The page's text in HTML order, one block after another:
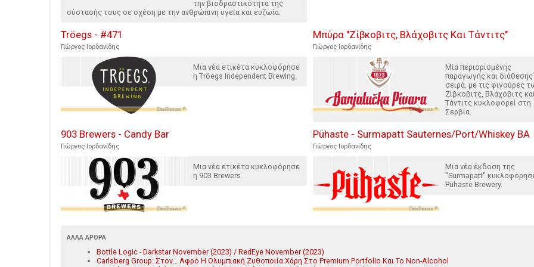
την βιοδραστικότητα της
σύστασής τους σε σχέση με την ανθρώπινη υγεία και ευζωία.
Tröegs - #471
Γιώργος Ιορδανίδης
Μια νέα ετικέτα κυκλοφόρησε
η Tröegs Independent Brewing.
Μπύρα "Ζίβκοβιτς, Βλάχοβιτς Και Τάντιτς"
Γιώργος Ιορδανίδης
Μία περιορισμένης
παραγωγής και διάθεσης
σειρά, με τις φιγούρες
Ζίβκοβιτς, Βλάχοβιτς
Τάντιτς κυκλοφορεί στη
Σερβία.
903 Brewers - Candy Bar
Γιώργος Ιορδανίδης
Μια νέα ετικέτα κυκλοφόρησε
η 903 Brewers.
Pühaste - Surmapatt Sauternes/Port/Whiskey BA
Γιώργος Ιορδανίδης
Μια νέα έκδοση της
"Surmapatt"
Pühaste Brewery.
ΆΛΛΑ ΆΡΘΡΑ
Bottle Logic - Darkstar November (2023) / RedEye November (2023)
Carlsberg Group: Στον… Αφρό Η Ολυμπιακή Ζυθοποιία Χάρη Στο Premium Portfolio Και Το Non-Alcohol